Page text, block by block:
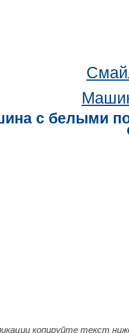
с белыми
копируйте текст